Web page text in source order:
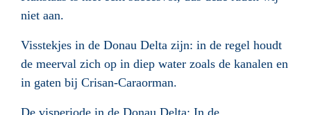
niet aan.
Visstekjes in de Donau Delta zijn: in de regel houdt
de meerval zich op in diep water zoals de kanalen en
in gaten bij Crisan-Caraorman.